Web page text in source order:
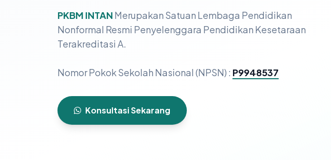
PKBM INTAN Merupakan Satuan Lembaga Pendidikan
Nonformal Resmi Penyelenggara Pendidikan Kesetaraan
Terakreditasi A.
Nomor Pokok Sekolah Nasional (NPSN) : P9948537
Konsultasi Sekarang